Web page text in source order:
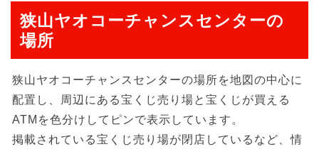
狭山ヤオコーチャンスセンターの
場所
狭山ヤオコーチャンスセンターの場所を地図の中心に
配置し、周辺にある宝くじ売り場と宝くじが買える
ATMを色分けしてピンで表示しています。
掲載されている宝くじ売り場が閉店しているなど、情